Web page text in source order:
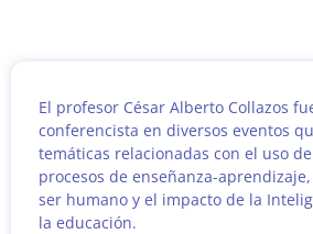
El profesor César Alberto Collazos
conferencista en diversos eventos
temáticas relacionadas con el uso
procesos de enseñanza-
ser humano y el impacto de la
la educación.